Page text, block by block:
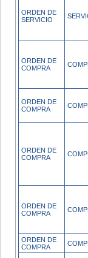
ORDEN DE
SERVICIO
ORDEN DE
COMPRA
ORDEN DE
COMPRA
ORDEN DE
COMPRA
ORDEN DE
COMPRA
ORDEN DE
COMPRA